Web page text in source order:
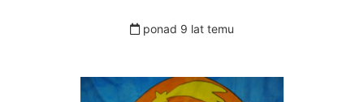
ponad 9 lat temu